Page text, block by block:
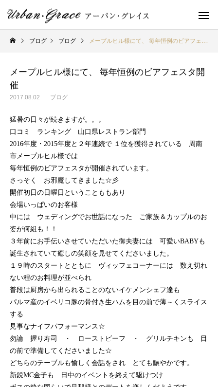
ブログ ブログ メープルヒル様にて、 毎年恒例のビアフェスタ開催
メープルヒル様にて、 毎年恒例のビアフェスタ開
催
2017.08.02 ブログ
猛暑の日々が続きますが。。。
口コミ ランキング 山口県レストラン部門
2016年度・2015年度と２年連続で １位を獲得されている 周南
市メープルヒル様では
毎年恒例のビアフェスタが開催されています。
さっそく お邪魔してきました☆彡
開催初日の日曜日ということももあり
会場いっぱいのお客様
中には ウェディングでお世話になった ご家族＆カップルのお
姿が何組も！！
３年前にお手伝いさせていただいた御夫妻には 可愛いBABYも
誕生されていて癒しの笑顔を見せてくださいました。
１９時のスタートとともに ヴィッフェコーナーには 数え切れ
ない程のお料理が並べられ
普段は厨房から出られることのないイケメンシェフ達も
パルマ産のイベリコ豚の骨付き生ハムを目の前で薄～くスライス
する
見事なナイフパフォーマンス☆
勿論 握り寿司 ・ ローストビーフ ・ グリルチキンも 目
の前で準備してくださいました☆
どちらのテーブルも愉しく会話をされ とても賑やかです。
新鋭MC金子も 日中のイベントを終えて駆けつけ